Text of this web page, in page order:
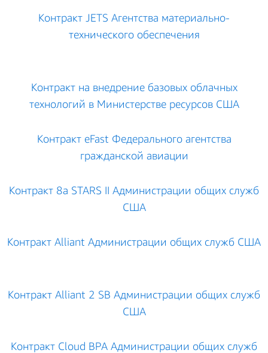
Контракт JETS Агентства материально-
технического обеспечения
Контракт на внедрение базовых облачных
технологий в Министерстве ресурсов США
Контракт eFast Федерального агентства
гражданской авиации
Контракт 8a STARS II Администрации общих служб
США
Контракт Alliant Администрации общих служб США
Контракт Alliant 2 SB Администрации общих служб
США
Контракт Cloud BPA Администрации общих служб